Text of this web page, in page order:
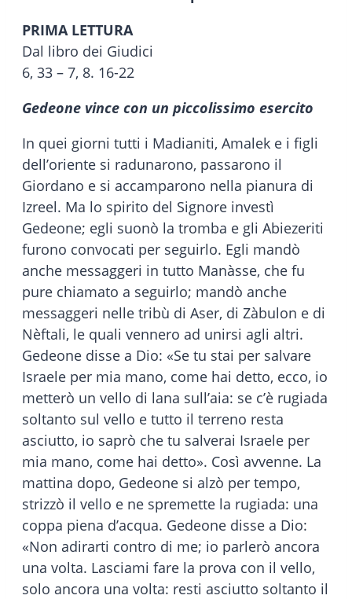
PRIMA LETTURA
Dal libro dei Giudici
6, 33 – 7, 8. 16-22
Gedeone vince con un piccolissimo esercito
In quei giorni tutti i Madianiti, Amalek e i figli
dell’oriente si radunarono, passarono il
Giordano e si accamparono nella pianura di
Izreel. Ma lo spirito del Signore investì
Gedeone; egli suonò la tromba e gli Abiezeriti
furono convocati per seguirlo. Egli mandò
anche messaggeri in tutto Manàsse, che fu
pure chiamato a seguirlo; mandò anche
messaggeri nelle tribù di Aser, di Zàbulon e di
Nèftali, le quali vennero ad unirsi agli altri.
Gedeone disse a Dio: «Se tu stai per salvare
Israele per mia mano, come hai detto, ecco, io
metterò un vello di lana sull’aia: se c’è rugiada
soltanto sul vello e tutto il terreno resta
asciutto, io saprò che tu salverai Israele per
mia mano, come hai detto». Così avvenne. La
mattina dopo, Gedeone si alzò per tempo,
strizzò il vello e ne spremette la rugiada: una
coppa piena d’acqua. Gedeone disse a Dio:
«Non adirarti contro di me; io parlerò ancora
una volta. Lasciami fare la prova con il vello,
solo ancora una volta: resti asciutto soltanto il